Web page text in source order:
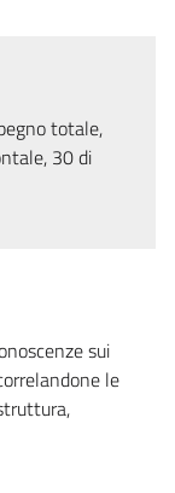
totale,
30 di
sui
le